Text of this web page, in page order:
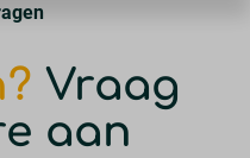
Vraag
aan